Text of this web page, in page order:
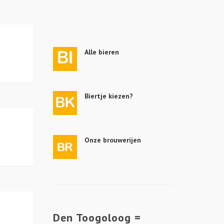
Alle bieren
Biertje kiezen?
Onze brouwerijen
Den Toogoloog =